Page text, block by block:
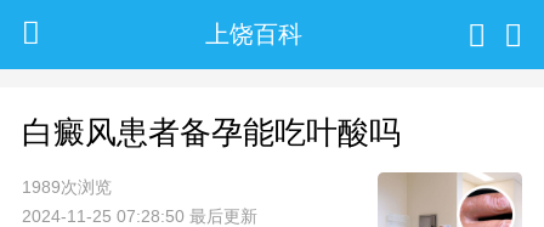
上饶百科
白癜风患者备孕能吃叶酸吗
1989次浏览
2024-11-25 07:28:50 最后更新